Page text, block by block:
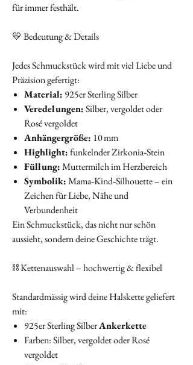
für immer festhält.
💛 Bedeutung & Details
Jedes Schmuckstück wird mit viel Liebe und
Präzision gefertigt:
Material: 925er Sterling Silber
Veredelungen:Silber, vergoldet oder
Rosé vergoldet
Anhängergröße: 10 mm
Highlight:funkelnder Zirkonia‑Stein
Füllung:Muttermilch im Herzbereich
Symbolik:Mama‑Kind‑Silhouette – ein
Zeichen für Liebe, Nähe und
Verbundenheit
Ein Schmuckstück, das nicht nur schön
aussieht, sondern deine Geschichte trägt.
⛓️ Kettenauswahl – hochwertig & flexibel
Standardmässig wird deine Halskette geliefert
mit:
925er Sterling SilberAnkerkette
Farben: Silber, vergoldet oder Rosé
vergoldet